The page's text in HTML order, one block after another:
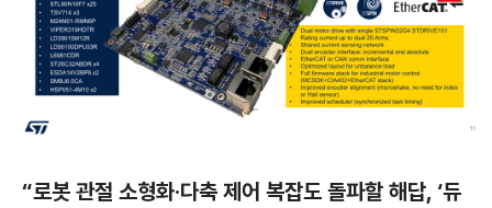
“로봇 관절 소형화·다축 제어 복잡도 돌파할 해답, ‘듀